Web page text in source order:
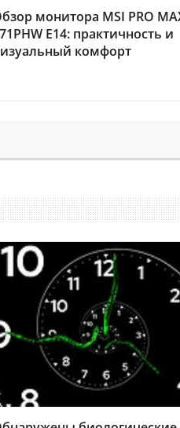
монитора MSI PRO
E14: практичность и
комфорт